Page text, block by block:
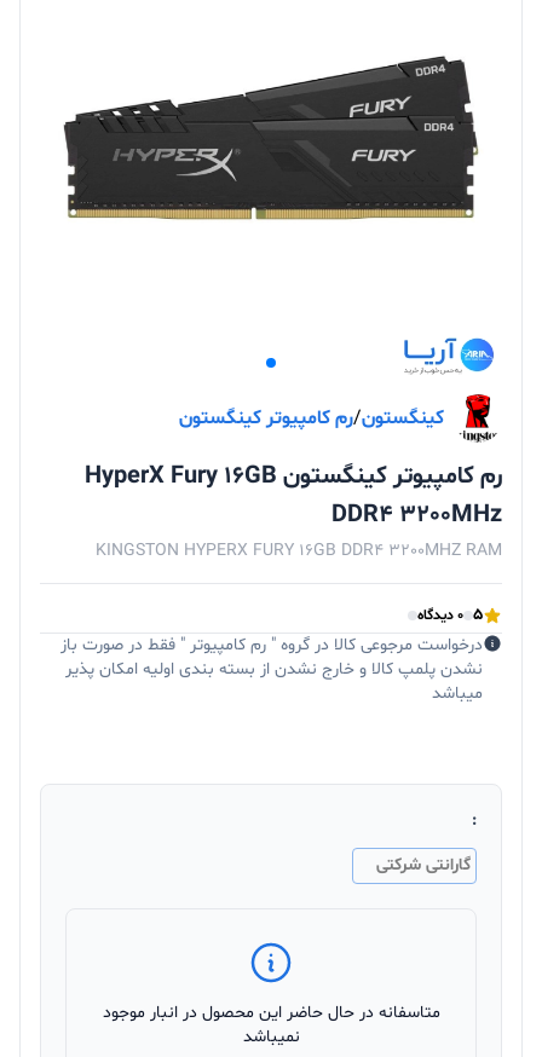
کینگستون/رم کامپیوتر کینگستون
رم کامپیوتر کینگستون HyperX Fury 16GB
DDR4 3200MHz
KINGSTON HYPERX FURY 16GB DDR4 3200MHZ RAM
5 0 دیدگاه
درخواست مرجوعی کالا در گروه " رم کامپیوتر " فقط در صورت باز
نشدن پلمپ کالا و خارج نشدن از بسته بندی اولیه امکان پذیر
میباشد
:
گارانتی شرکتی
متاسفانه در حال حاضر این محصول در انبار موجود
نمیباشد